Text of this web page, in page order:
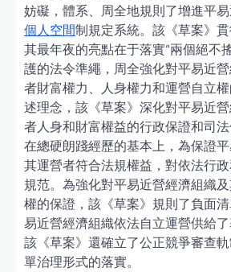
妨礙，體系、周全地規則了增進平
個人空間制規定系統。該《草案》
其最年夜的亮點在于落實“兩個絕不
護的法令準繩，周全強化對平易近
者財富權力、人身權力和運營自立
述理念，該《草案》深化對平易近
者人身和財富權益的行政保證和司法
在總硬朗踐經歷的基本上，為保證
其運營者符合法規權益，對依法行
規范。為強化對平易近營經濟組織
權的保證，該《草案》規則了負面
易近營經濟組織依法自立運營供給
該《草案》還確立了公正競爭審查
單治理形式的落實。